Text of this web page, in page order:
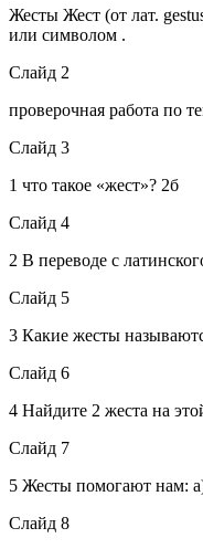
Жесты Жест (от лат.
или символом .
Слайд 2
проверочная работа по
Слайд 3
1 что такое «жест»? 2б
Слайд 4
2 В переводе с
Слайд 5
3 Какие жесты
Слайд 6
4 Найдите 2 жеста на
Слайд 7
5 Жесты помогают нам:
Слайд 8